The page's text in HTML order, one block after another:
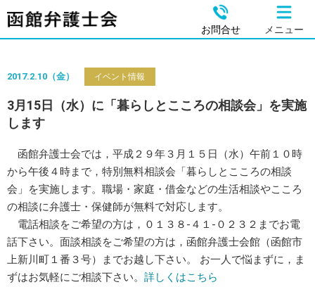
お問合せ メニュー
2017.2.10（金） イベント情報
3月15日（水）に「暮らしとこころの相談会」を実施
します
函館弁護士会では，平成２９年３月１５日（水）午前１０時
から午後４時まで，特別無料相談会「暮らしとこころの相談
会」を実施します。職場・家庭・借金などの生活相談やこころ
の相談に弁護士・保健師が無料で対応します。
電話相談をご希望の方は，０１３８-４１-０２３２までお電
話下さい。面談相談をご希望の方は，函館弁護士会館（函館市
上新川町１番３号）までお越し下さい。 お一人で悩まずに，ま
ずはお気軽にご相談下さい。 詳しくはこちら